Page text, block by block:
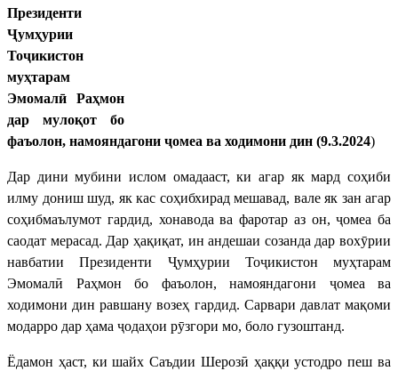
Президенти
Ҷумҳурии
Тоҷикистон
муҳтарам
Эмомалӣ Раҳмон
дар мулоқот бо
фаъолон, намояндагони ҷомеа ва ходимони дин (9.3.2024)
Дар дини мубини ислом омадааст, ки агар як мард соҳиби
илму дониш шуд, як кас соҳибхирад мешавад, вале як зан агар
соҳибмаълумот гардид, хонавода ва фаротар аз он, ҷомеа ба
саодат мерасад. Дар ҳақиқат, ин андешаи созанда дар вохӯрии
навбатии Президенти Ҷумҳурии Тоҷикистон муҳтарам
Эмомалӣ Раҳмон бо фаъолон, намояндагони ҷомеа ва
ходимони дин равшану возеҳ гардид. Сарвари давлат мақоми
модарро дар ҳама ҷодаҳои рӯзгори мо, боло гузоштанд.
Ёдамон ҳаст, ки шайх Саъдии Шерозӣ ҳаққи устодро пеш ва